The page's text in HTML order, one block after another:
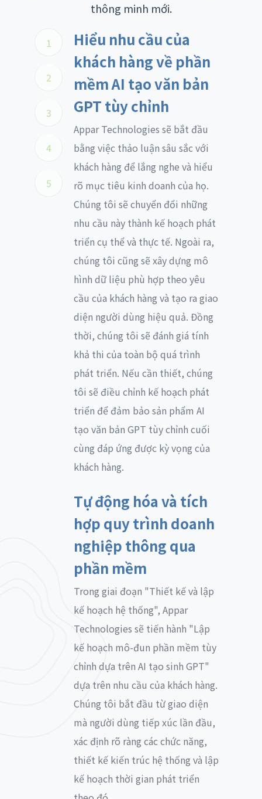
thông minh mới.
1
2
3
4
5
Hiểu nhu cầu của
khách hàng về phần
mềm AI tạo văn bản
GPT tùy chỉnh
Appar Technologies sẽ bắt đầu
bằng việc thảo luận sâu sắc với
khách hàng để lắng nghe và hiểu
rõ mục tiêu kinh doanh của họ.
Chúng tôi sẽ chuyển đổi những
nhu cầu này thành kế hoạch phát
triển cụ thể và thực tế. Ngoài ra,
chúng tôi cũng sẽ xây dựng mô
hình dữ liệu phù hợp theo yêu
cầu của khách hàng và tạo ra giao
diện người dùng hiệu quả. Đồng
thời, chúng tôi sẽ đánh giá tính
khả thi của toàn bộ quá trình
phát triển. Nếu cần thiết, chúng
tôi sẽ điều chỉnh kế hoạch phát
triển để đảm bảo sản phẩm AI
tạo văn bản GPT tùy chỉnh cuối
cùng đáp ứng được kỳ vọng của
khách hàng.
Tự động hóa và tích
hợp quy trình doanh
nghiệp thông qua
phần mềm
Trong giai đoạn "Thiết kế và lập
kế hoạch hệ thống", Appar
Technologies sẽ tiến hành "Lập
kế hoạch mô-đun phần mềm tùy
chỉnh dựa trên AI tạo sinh GPT"
dựa trên nhu cầu của khách hàng.
Chúng tôi bắt đầu từ giao diện
mà người dùng tiếp xúc lần đầu,
xác định rõ ràng các chức năng,
thiết kế kiến trúc hệ thống và lập
kế hoạch thời gian phát triển